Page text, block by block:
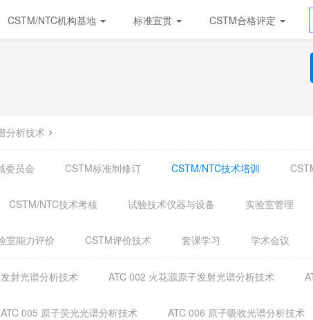
CSTM/NTC机构基地 标准宣贯 CSTM合格评定
分析技术
委员会 CSTM标准制修订 CSTM/NTC技术培训
CSTM/NTC技术考核 试验技术仪器与设备 实验室管理
室能力评价 CSTM评价技术 套课学习 学术会议
射光谱分析技术 ATC 002 火花源原子发射光谱分析技术
ATC 005 原子荧光光谱分析技术 ATC 006 原子吸收光谱分析技术